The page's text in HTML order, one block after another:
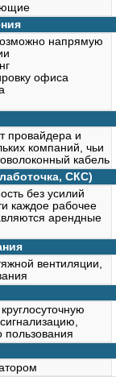
напрямую
офиса
провайдера и
компаний, чьи
кабель
СКС)
без усилий
каждое рабочее
арендные
вентиляции,